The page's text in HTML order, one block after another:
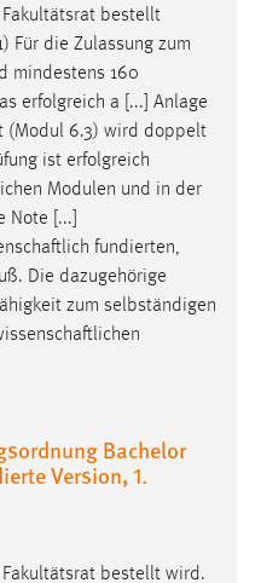
bestellt
Für die Zulassung zum
mindestens 160
erfolgreich a [...] Anlage
(Modul 6.3) wird doppelt
ist erfolgreich
Modulen und in der
Note [...]
fundierten,
Die dazugehörige
zum selbständigen
Bachelor
Version, 1.
bestellt wird.
und Social Media
werden von diesen